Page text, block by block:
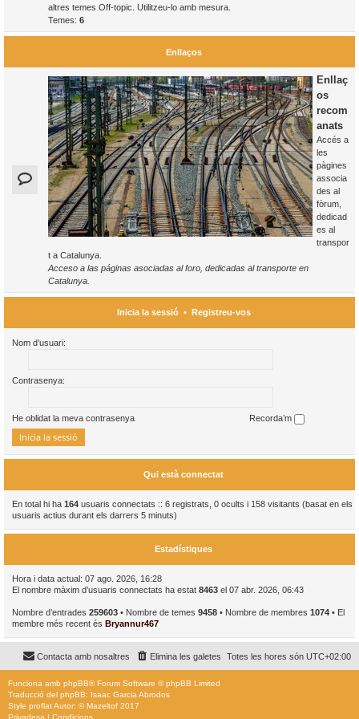
altres temes Off-topic. Utilitzeu-lo amb mesura.
Temes: 6
Enllaços
Enllaç
os
recom
anats
Accés a
les
pàgines
associa
des al
fòrum,
dedicad
es al
transpor
t a Catalunya.
Acceso a las páginas asociadas al foro, dedicadas al transporte en
Catalunya.
Inicia la sessió• Registreu-vos
Nom d’usuari:
Contrasenya:
He oblidat la meva contrasenya Recorda’m
Qui està connectat
En total hi ha 164 usuaris connectats :: 6 registrats, 0 ocults i 158 visitants (basat en els
usuaris actius durant els darrers 5 minuts)
Estadístiques
Hora i data actual: 07 ago. 2026, 16:28
El nombre màxim d’usuaris connectats ha estat 8463 el 07 abr. 2026, 06:43
Nombre d’entrades 259603 • Nombre de temes 9458 • Nombre de membres 1074 • El
membre més recent és Bryannur467
Totes les hores són UTC+02:00
Elimina les galetes
Contacta amb nosaltres
Funciona amb phpBB® Forum Software © phpBB Limited
Traducció del phpBB: Isaac Garcia Abrodos
Style proflatAutor: ©Mazeltof 2017
Privadesa | Condicions